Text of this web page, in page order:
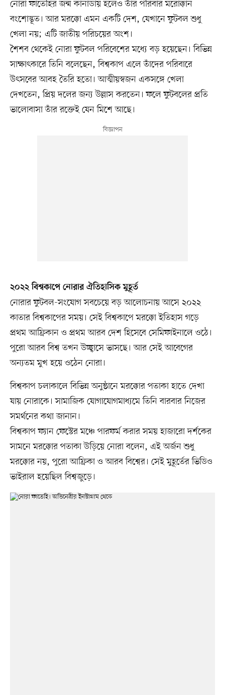
নোরা ফাতেহির জন্ম কানাডায় হলেও তাঁর পরিবার মরোক্কান
বংশোদ্ভূত। আর মরক্কো এমন একটি দেশ, যেখানে ফুটবল শুধু
খেলা নয়; এটি জাতীয় পরিচয়ের অংশ।
শৈশব থেকেই নোরা ফুটবল পরিবেশের মধ্যে বড় হয়েছেন। বিভিন্ন
সাক্ষাৎকারে তিনি বলেছেন, বিশ্বকাপ এলে তাঁদের পরিবারে
উৎসবের আবহ তৈরি হতো। আত্মীয়স্বজন একসঙ্গে খেলা
দেখতেন, প্রিয় দলের জন্য উল্লাস করতেন। ফলে ফুটবলের প্রতি
ভালোবাসা তাঁর রক্তেই যেন মিশে আছে।
২০২২ বিশ্বকাপে নোরার ঐতিহাসিক মুহূর্ত
নোরার ফুটবল-সংযোগ সবচেয়ে বড় আলোচনায় আসে ২০২২
কাতার বিশ্বকাপের সময়। সেই বিশ্বকাপে মরক্কো ইতিহাস গড়ে
প্রথম আফ্রিকান ও প্রথম আরব দেশ হিসেবে সেমিফাইনালে ওঠে।
পুরো আরব বিশ্ব তখন উচ্ছ্বাসে ভাসছে। আর সেই আবেগের
অন্যতম মুখ হয়ে ওঠেন নোরা।
বিশ্বকাপ চলাকালে বিভিন্ন অনুষ্ঠানে মরক্কোর পতাকা হাতে দেখা
যায় নোরাকে। সামাজিক যোগাযোগমাধ্যমে তিনি বারবার নিজের
সমর্থনের কথা জানান।
বিশ্বকাপ ফ্যান ফেস্টের মঞ্চে পারফর্ম করার সময় হাজারো দর্শকের
সামনে মরক্কোর পতাকা উড়িয়ে নোরা বলেন, এই অর্জন শুধু
মরক্কোর নয়, পুরো আফ্রিকা ও আরব বিশ্বের। সেই মুহূর্তের ভিডিও
ভাইরাল হয়েছিল বিশ্বজুড়ে।